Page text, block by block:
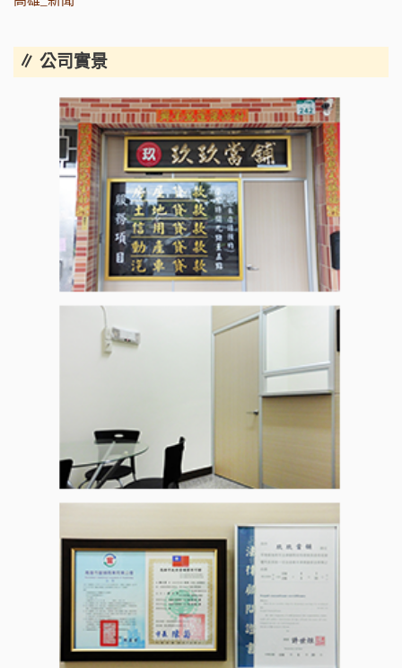
∥ 公司實景